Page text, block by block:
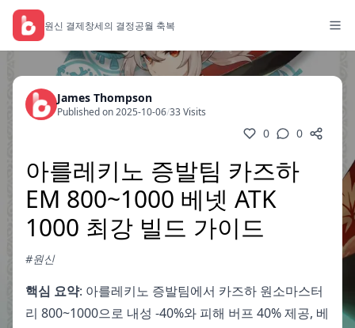
원신 결제창세의 결정공월 축복
James Thompson
Published on 2025-10-06/33 Visits
0 0
아를레키노 증발팀 카즈하
EM 800~1000 베넷 ATK
1000 최강 빌드 가이드
#원신
핵심 요약: 아를레키노 증발팀에서 카즈하 원소마스터
리 800~1000으로 내성 -40%와 피해 버프 40% 제공, 베